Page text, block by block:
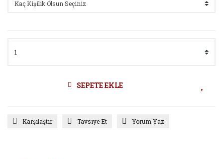
SEPETE EKLE
Karşılaştır Tavsiye Et Yorum Yaz